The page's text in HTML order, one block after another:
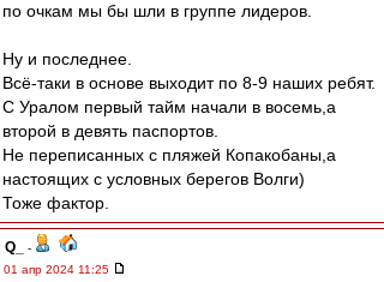
по очкам мы бы шли в группе лидеров.
Ну и последнее.
Всё-таки в основе выходит по 8-9 наших ребят.
С Уралом первый тайм начали в восемь,а
второй в девять паспортов.
Не переписанных с пляжей Копакобаны,а
настоящих с условных берегов Волги)
Тоже фактор.
Q_
-
01 апр 2024 11:25